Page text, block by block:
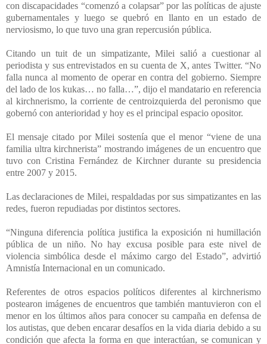
con discapacidades “comenzó a colapsar” por las políticas de ajuste
gubernamentales y luego se quebró en llanto en un estado de
nerviosismo, lo que tuvo una gran repercusión pública.
Citando un tuit de un simpatizante, Milei salió a cuestionar al
periodista y sus entrevistados en su cuenta de X, antes Twitter. “No
falla nunca al momento de operar en contra del gobierno. Siempre
del lado de los kukas… no falla…”, dijo el mandatario en referencia
al kirchnerismo, la corriente de centroizquierda del peronismo que
gobernó con anterioridad y hoy es el principal espacio opositor.
El mensaje citado por Milei sostenía que el menor “viene de una
familia ultra kirchnerista” mostrando imágenes de un encuentro que
tuvo con Cristina Fernández de Kirchner durante su presidencia
entre 2007 y 2015.
Las declaraciones de Milei, respaldadas por sus simpatizantes en las
redes, fueron repudiadas por distintos sectores.
“Ninguna diferencia política justifica la exposición ni humillación
pública de un niño. No hay excusa posible para este nivel de
violencia simbólica desde el máximo cargo del Estado”, advirtió
Amnistía Internacional en un comunicado.
Referentes de otros espacios políticos diferentes al kirchnerismo
postearon imágenes de encuentros que también mantuvieron con el
menor en los últimos años para conocer su campaña en defensa de
los autistas, que deben encarar desafíos en la vida diaria debido a su
condición que afecta la forma en que interactúan, se comunican y